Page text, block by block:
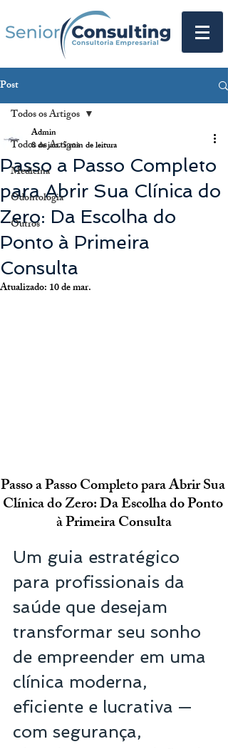
Post
Todos os Artigos
Medicina
Odontologia
Outros
Todos os Artigos
Passo a Passo Completo
para Abrir Sua Clínica do
Zero: Da Escolha do
Ponto à Primeira
Consulta
Admin
8 de jan.5 min de leitura
Atualizado: 10 de mar.
Passo a Passo Completo para Abrir Sua
Clínica do Zero: Da Escolha do Ponto
à Primeira Consulta
Um guia estratégico
para profissionais da
saúde que desejam
transformar seu sonho
de empreender em uma
clínica moderna,
eficiente e lucrativa —
com segurança,